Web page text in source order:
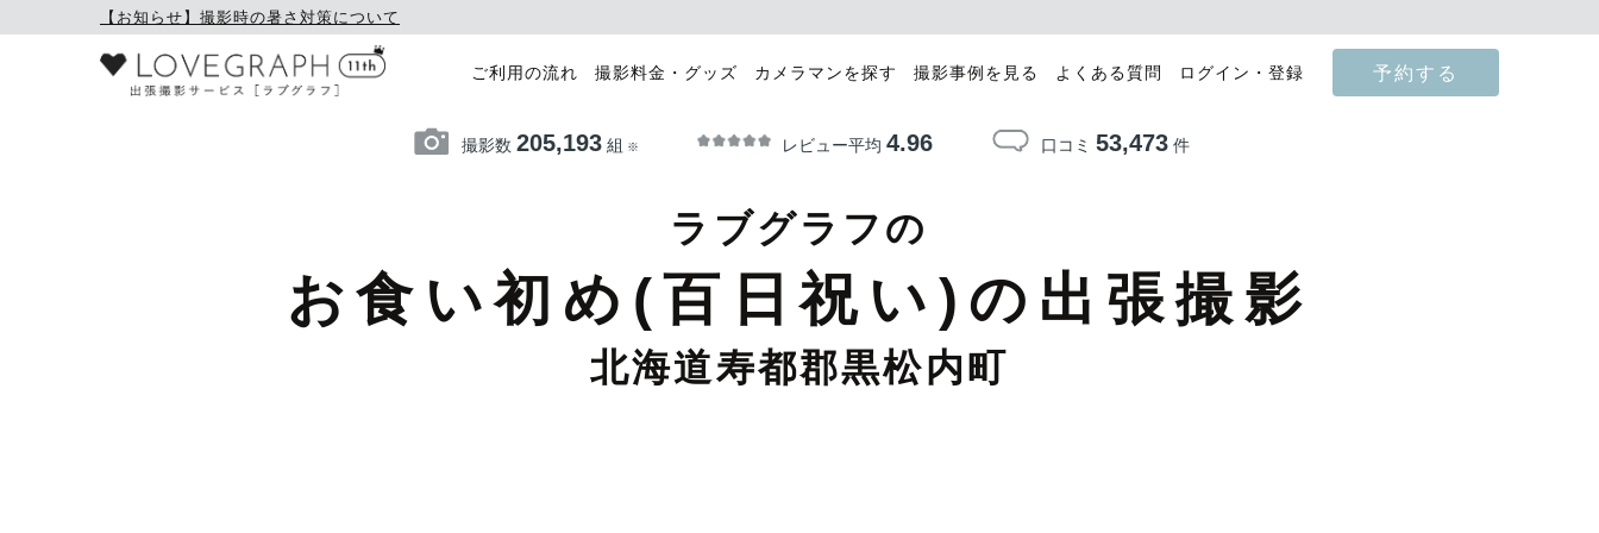
【お知らせ】撮影時の暑さ対策について
ご利用の流れ 撮影料金・グッズ カメラマンを探す 撮影事例を見る よくある質問 ログイン・登録 予約する
撮影数 205,193組 ※ レビュー平均 4.96 口コミ 53,473件
ラブグラフの
お食い初め(百日祝い)の出張撮影
北海道寿都郡黒松内町